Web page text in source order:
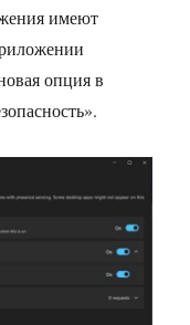
имеют
опция в